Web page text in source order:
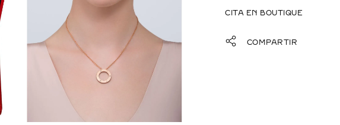
CITA EN BOUTIQUE
COMPARTIR